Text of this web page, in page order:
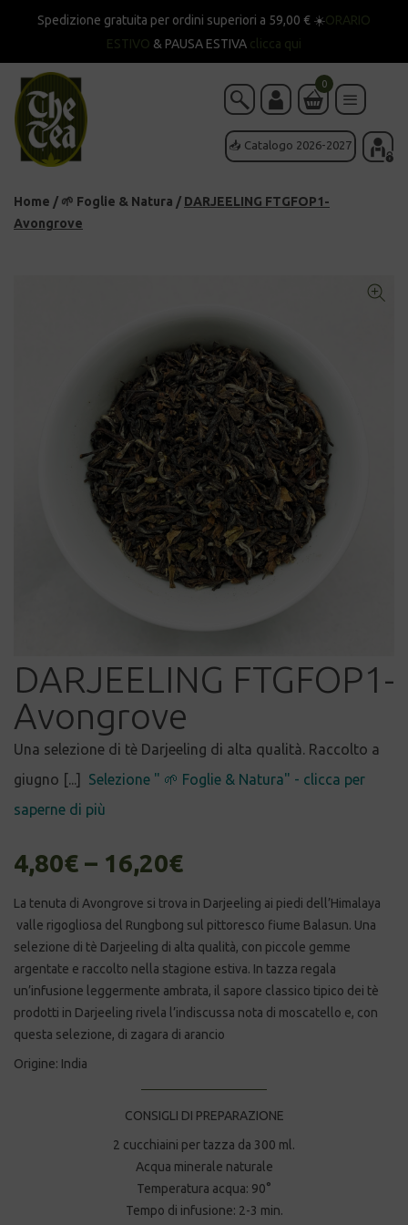
Spedizione gratuita per ordini superiori a 59,00 € ☀️ORARIO
ESTIVO & PAUSA ESTIVA clicca qui
📥 Catalogo 2026-2027
0
Home / 🌱 Foglie & Natura / DARJEELING FTGFOP1-
Avongrove
DARJEELING FTGFOP1-
Avongrove
Una selezione di tè Darjeeling di alta qualità. Raccolto a
giugno [...]
Selezione " 🌱 Foglie & Natura" - clicca per
saperne di più
4,80€ – 16,20€
La tenuta di Avongrove si trova in Darjeeling ai piedi dell’Himalaya
valle rigogliosa del Rungbong sul pittoresco fiume Balasun. Una
selezione di tè Darjeeling di alta qualità, con piccole gemme
argentate e raccolto nella stagione estiva. In tazza regala
un’infusione leggermente ambrata, il sapore classico tipico dei tè
prodotti in Darjeeling rivela l’indiscussa nota di moscatello e, con
questa selezione, di zagara di arancio
Origine: India
CONSIGLI DI PREPARAZIONE
2 cucchiaini per tazza da 300 ml.
Acqua minerale naturale
Temperatura acqua: 90°
Tempo di infusione: 2-3 min.